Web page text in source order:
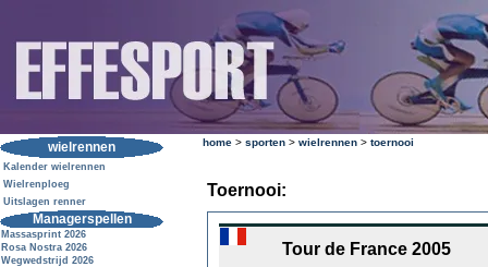
wielrennen
Kalender wielrennen
Wielrenploeg
Uitslagen renner
Managerspellen
Massasprint 2026
Rosa Nostra 2026
Wegwedstrijd 2026
home > sporten > wielrennen > toernooi
Toernooi:
Tour de France 2005